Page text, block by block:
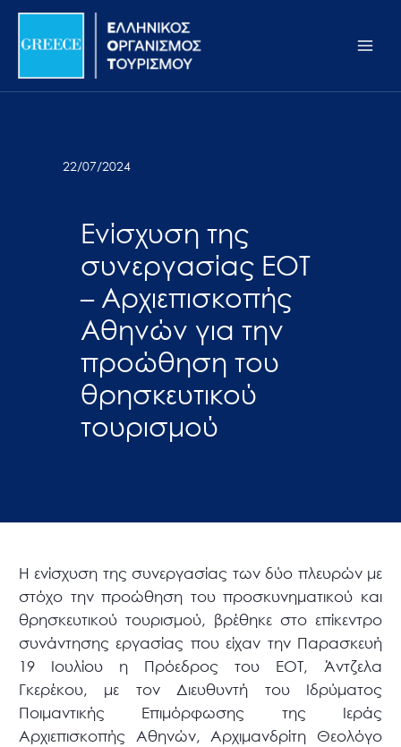
Σημείωση:
ιστότοπος
προσβασιμότητας.
Μετάβαση
περιεχόμενο
22/07/2024
Ενίσχυση της
συνεργασίας ΕΟΤ
– Αρχιεπισκοπής
Αθηνών για την
προώθηση του
θρησκευτικού
τουρισμού
Η ενίσχυση της συνεργασίας των δύο πλευρών με
στόχο την προώθηση του προσκυνηματικού και
θρησκευτικού τουρισμού, βρέθηκε στο επίκεντρο
συνάντησης εργασίας που είχαν την Παρασκευή
19 Ιουλίου η Πρόεδρος του ΕΟΤ, Άντζελα
Γκερέκου, με τον Διευθυντή του Ιδρύματος
Ποιμαντικής Επιμόρφωσης της Ιεράς
Αρχιεπισκοπής Αθηνών, Αρχιμανδρίτη Θεολόγο